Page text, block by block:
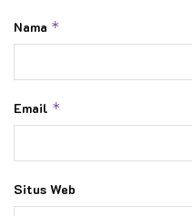
Nama *
Email *
Situs Web